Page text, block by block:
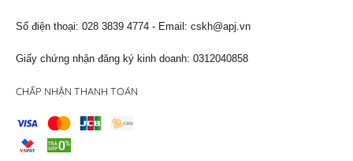
Số điện thoại: 028 3839 4774 - Email: cskh@apj.vn
Giấy chứng nhận đăng ký kinh doanh: 0312040858
CHẤP NHẬN THANH TOÁN